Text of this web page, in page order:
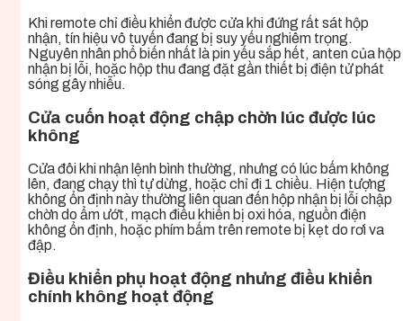
Khi remote chỉ điều khiển được cửa khi đứng rất sát hộp
nhận, tín hiệu vô tuyến đang bị suy yếu nghiêm trọng.
Nguyên nhân phổ biến nhất là pin yếu sắp hết, anten của hộp
nhận bị lỗi, hoặc hộp thu đang đặt gần thiết bị điện tử phát
sóng gây nhiễu.
Cửa cuốn hoạt động chập chờn lúc được lúc
không
Cửa đôi khi nhận lệnh bình thường, nhưng có lúc bấm không
lên, đang chạy thì tự dừng, hoặc chỉ đi 1 chiều. Hiện tượng
không ổn định này thường liên quan đến hộp nhận bị lỗi chập
chờn do ẩm ướt, mạch điều khiển bị oxi hóa, nguồn điện
không ổn định, hoặc phím bấm trên remote bị kẹt do rơi va
đập.
Điều khiển phụ hoạt động nhưng điều khiển
chính không hoạt động